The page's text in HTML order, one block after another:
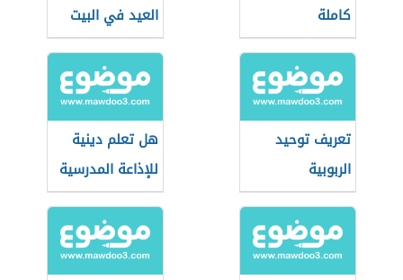
كاملة
العيد في البيت
تعريف توحيد
الربوبية
هل تعلم دينية
للإذاعة المدرسية